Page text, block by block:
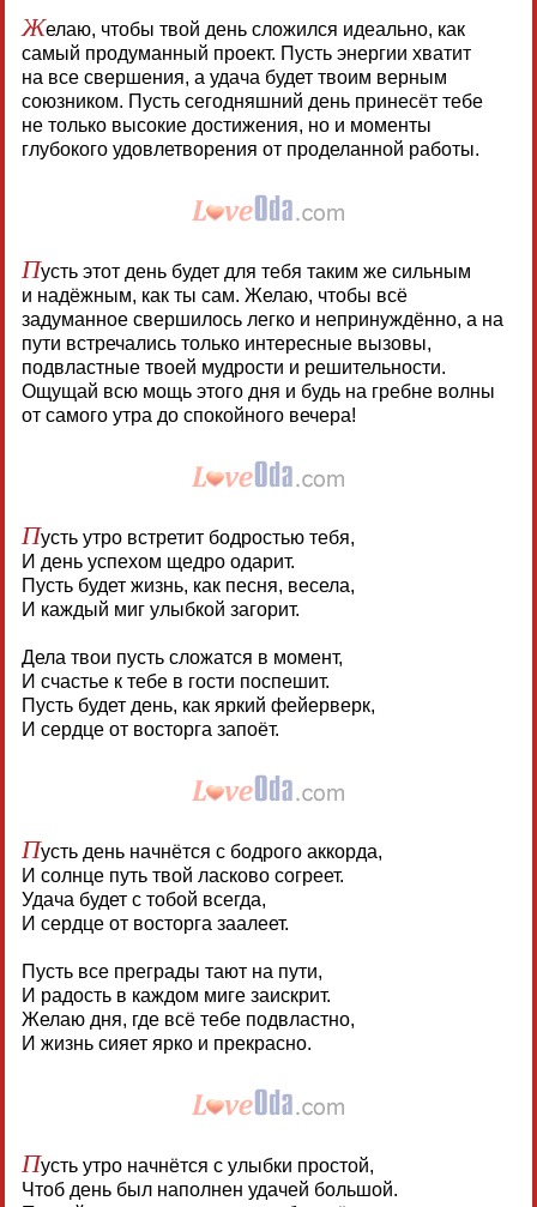
Желаю, чтобы твой день сложился идеально, как
самый продуманный проект. Пусть энергии хватит
на все свершения, а удача будет твоим верным
союзником. Пусть сегодняшний день принесёт тебе
не только высокие достижения, но и моменты
глубокого удовлетворения от проделанной работы.
Пусть этот день будет для тебя таким же сильным
и надёжным, как ты сам. Желаю, чтобы всё
задуманное свершилось легко и непринуждённо, а на
пути встречались только интересные вызовы,
подвластные твоей мудрости и решительности.
Ощущай всю мощь этого дня и будь на гребне волны
от самого утра до спокойного вечера!
Пусть утро встретит бодростью тебя,
И день успехом щедро одарит.
Пусть будет жизнь, как песня, весела,
И каждый миг улыбкой загорит.
Дела твои пусть сложатся в момент,
И счастье к тебе в гости поспешит.
Пусть будет день, как яркий фейерверк,
И сердце от восторга запоёт.
Пусть день начнётся с бодрого аккорда,
И солнце путь твой ласково согреет.
Удача будет с тобой всегда,
И сердце от восторга заалеет.
Пусть все преграды тают на пути,
И радость в каждом миге заискрит.
Желаю дня, где всё тебе подвластно,
И жизнь сияет ярко и прекрасно.
Пусть утро начнётся с улыбки простой,
Чтоб день был наполнен удачей большой.